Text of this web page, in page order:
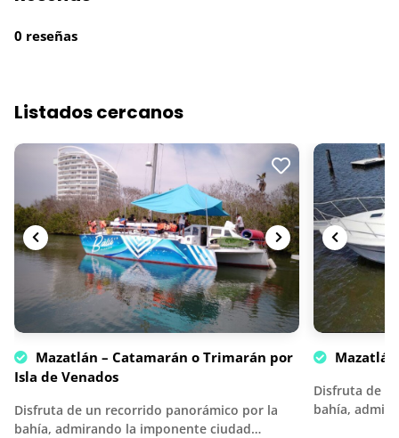
0 reseñas
Listados cercanos
Mazatlán – Catamarán o Trimarán por
Isla de Venados
Disfruta de un recorrido panorámico por la
bahía, admirando la imponente ciudad…
Mazatlán
Disfruta de
bahía,